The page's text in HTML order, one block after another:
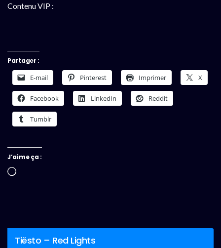
Contenu VIP :
Partager :
E-mail Pinterest Imprimer X
Facebook LinkedIn Reddit
Tumblr
J’aime ça :
Chargement…
Tiësto – Red Lights